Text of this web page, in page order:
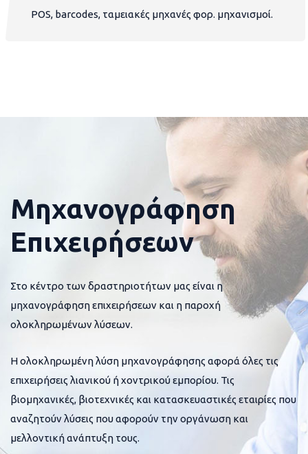
POS, barcodes, ταμειακές μηχανές φορ. μηχανισμοί.
Μηχανογράφηση
Επιχειρήσεων
Στο κέντρο των δραστηριοτήτων μας είναι η
μηχανογράφηση επιχειρήσεων και η παροχή
ολοκληρωμένων λύσεων.
Η ολοκληρωμένη λύση μηχανογράφησης αφορά όλες τις
επιχειρήσεις λιανικού ή χοντρικού εμπορίου. Τις
βιομηχανικές, βιοτεχνικές και κατασκευαστικές εταιρίες που
αναζητούν λύσεις που αφορούν την οργάνωση και
μελλοντική ανάπτυξη τους.